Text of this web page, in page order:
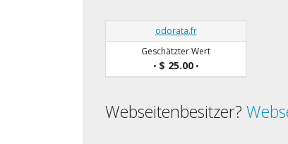
odorata.fr
Geschätzter Wert
• $ 25.00•
Webseitenbesitzer?